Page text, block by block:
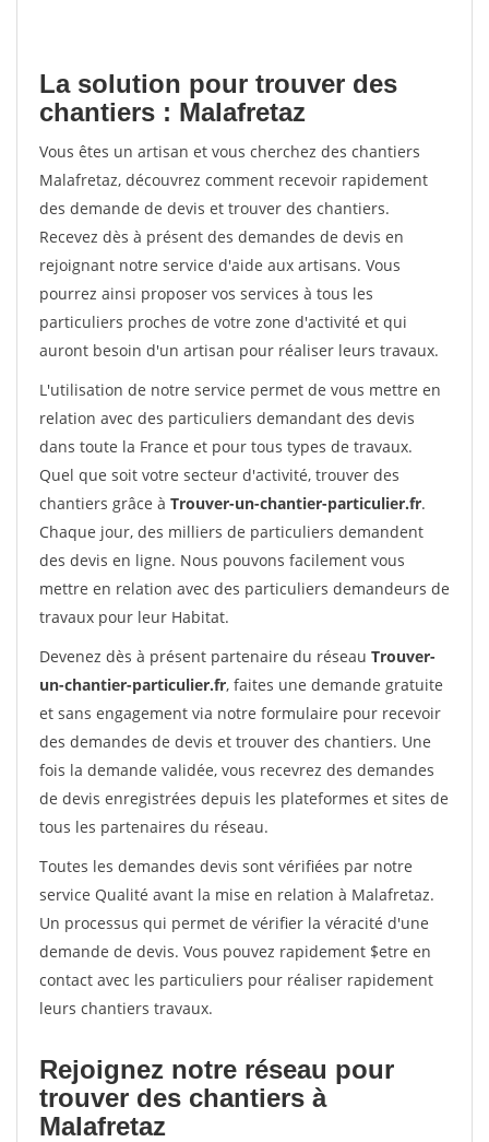
La solution pour trouver des
chantiers : Malafretaz
Vous êtes un artisan et vous cherchez des chantiers
Malafretaz, découvrez comment recevoir rapidement
des demande de devis et trouver des chantiers.
Recevez dès à présent des demandes de devis en
rejoignant notre service d'aide aux artisans. Vous
pourrez ainsi proposer vos services à tous les
particuliers proches de votre zone d'activité et qui
auront besoin d'un artisan pour réaliser leurs travaux.
L'utilisation de notre service permet de vous mettre en
relation avec des particuliers demandant des devis
dans toute la France et pour tous types de travaux.
Quel que soit votre secteur d'activité, trouver des
chantiers grâce à Trouver-un-chantier-particulier.fr.
Chaque jour, des milliers de particuliers demandent
des devis en ligne. Nous pouvons facilement vous
mettre en relation avec des particuliers demandeurs de
travaux pour leur Habitat.
Devenez dès à présent partenaire du réseau Trouver-
un-chantier-particulier.fr, faites une demande gratuite
et sans engagement via notre formulaire pour recevoir
des demandes de devis et trouver des chantiers. Une
fois la demande validée, vous recevrez des demandes
de devis enregistrées depuis les plateformes et sites de
tous les partenaires du réseau.
Toutes les demandes devis sont vérifiées par notre
service Qualité avant la mise en relation à Malafretaz.
Un processus qui permet de vérifier la véracité d'une
demande de devis. Vous pouvez rapidement $etre en
contact avec les particuliers pour réaliser rapidement
leurs chantiers travaux.
Rejoignez notre réseau pour
trouver des chantiers à
Malafretaz